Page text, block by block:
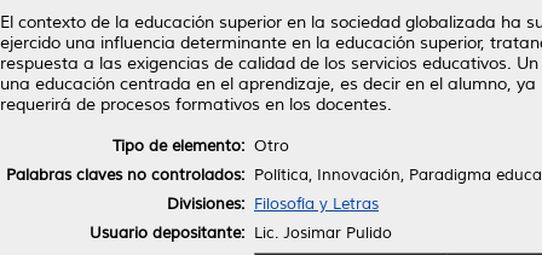
El contexto de la educación superior en la sociedad globalizada ha
ejercido una influencia determinante en la educación superior,
respuesta a las exigencias de calidad de los servicios educativos.
una educación centrada en el aprendizaje, es decir en el alumno,
requerirá de procesos formativos en los docentes.
Tipo de elemento: Otro
Palabras claves no controlados: Política, Innovación, Paradigma
Divisiones: Filosofía y Letras
Usuario depositante: Lic. Josimar Pulido